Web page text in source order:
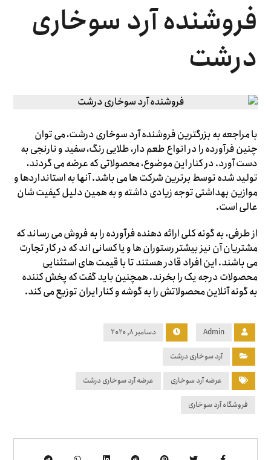
فروشنده آرد سوخاری
درشت
با مراجعه به بزرگترین فروشنده آرد سوخاری درشت، می توان
چنین فرآورده را در انواع طعم دار، طلایی رنگ، سفید و نارنجی به
دست آورد. در کنار این موضوع، محصولاتی که عرضه می گردند،
تولید شده توسط برترین‌ شرکت ها می باشد. آنها به استانداردها و
موازین بهداشتی توجه زیادی داشته و به همین دلیل کیفیت شان
عالی است.
از طرفی، به گونه کلی ارائه دهنده فرآورده را به فروش می رساند که
مشتریان آن نیز بیشتر رستوران ها و یا کسانی اند که در کار تجارت
می باشند. این افراد قادر هستند تا با قیمت های استثنایی
محصولات درجه یک را بخرند. همچنین باید گفت که پخش کننده
به گونه آنلاین محصولاتش را به گوشه و کنار ایران توزیع می کند.
Admin دسامبر ۸, ۲۰۲۰
آرد سوخاری درشت
عرضه آرد سوخاری عرضه آرد سوخاری درشت
فروشگاه آرد سوخاری